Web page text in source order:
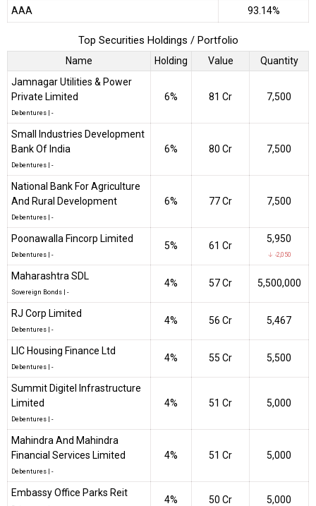
AAA
93.14%
Top Securities Holdings / Portfolio
Name Holding Value
Quantity
Jamnagar Utilities & Power
Private Limited
Debentures -
6% ₹81 Cr 7,500
Small Industries Development
Bank Of India
Debentures -
6% ₹80 Cr 7,500
National Bank For Agriculture
And Rural Development
Debentures -
6% ₹77 Cr 7,500
Poonawalla Fincorp Limited
Debentures -
5% ₹61 Cr
5,950
↓ -2,050
Maharashtra SDL
Sovereign Bonds -
4% ₹57 Cr 5,500,000
RJ Corp Limited
Debentures -
4% ₹56 Cr 5,467
LIC Housing Finance Ltd
Debentures -
4% ₹55 Cr 5,500
Summit Digitel Infrastructure
Limited
Debentures -
4% ₹51 Cr 5,000
Mahindra And Mahindra
Financial Services Limited
Debentures -
4% ₹51 Cr 5,000
Embassy Office Parks Reit
4% ₹50 Cr 5,000